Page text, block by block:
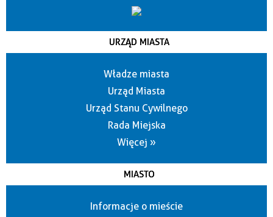
URZĄD MIASTA
Władze miasta
Urząd Miasta
Urząd Stanu Cywilnego
Rada Miejska
Więcej »
MIASTO
Informacje o mieście